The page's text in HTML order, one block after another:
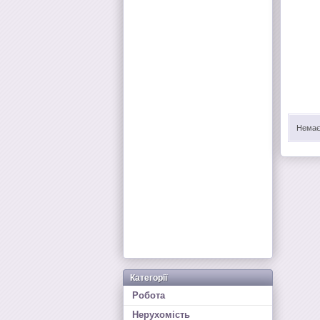
Категорії
Робота
Нерухомість
Немає